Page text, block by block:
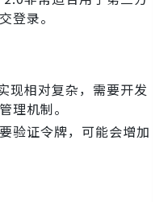
登录。
现相对复杂，需要开发
理机制。
验证令牌，可能会增加